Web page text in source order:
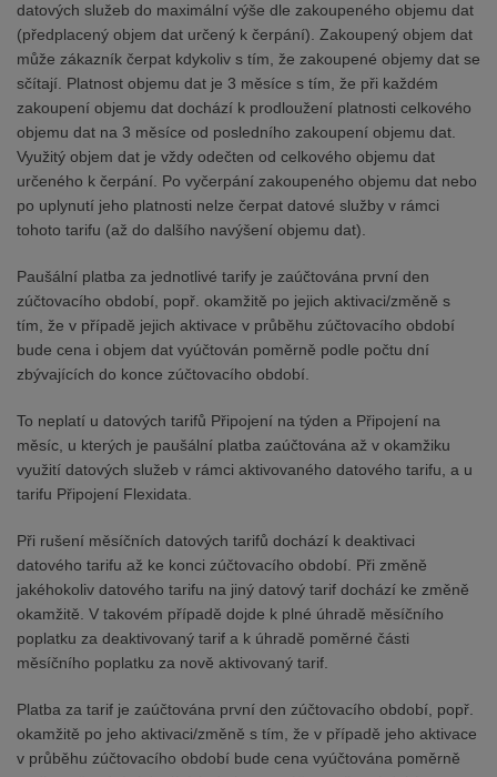
datových služeb do maximální výše dle zakoupeného objemu dat
(předplacený objem dat určený k čerpání). Zakoupený objem dat
může zákazník čerpat kdykoliv s tím, že zakoupené objemy dat se
sčítají. Platnost objemu dat je 3 měsíce s tím, že při každém
zakoupení objemu dat dochází k prodloužení platnosti celkového
objemu dat na 3 měsíce od posledního zakoupení objemu dat.
Využitý objem dat je vždy odečten od celkového objemu dat
určeného k čerpání. Po vyčerpání zakoupeného objemu dat nebo
po uplynutí jeho platnosti nelze čerpat datové služby v rámci
tohoto tarifu (až do dalšího navýšení objemu dat).
Paušální platba za jednotlivé tarify je zaúčtována první den
zúčtovacího období, popř. okamžitě po jejich aktivaci/změně s
tím, že v případě jejich aktivace v průběhu zúčtovacího období
bude cena i objem dat vyúčtován poměrně podle počtu dní
zbývajících do konce zúčtovacího období.
To neplatí u datových tarifů Připojení na týden a Připojení na
měsíc, u kterých je paušální platba zaúčtována až v okamžiku
využití datových služeb v rámci aktivovaného datového tarifu, a u
tarifu Připojení Flexidata.
Při rušení měsíčních datových tarifů dochází k deaktivaci
datového tarifu až ke konci zúčtovacího období. Při změně
jakéhokoliv datového tarifu na jiný datový tarif dochází ke změně
okamžitě. V takovém případě dojde k plné úhradě měsíčního
poplatku za deaktivovaný tarif a k úhradě poměrné části
měsíčního poplatku za nově aktivovaný tarif.
Platba za tarif je zaúčtována první den zúčtovacího období, popř.
okamžitě po jeho aktivaci/změně s tím, že v případě jeho aktivace
v průběhu zúčtovacího období bude cena vyúčtována poměrně